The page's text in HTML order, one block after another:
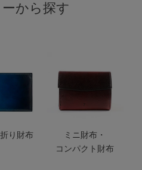
から探す
り財布
ミニ財布・
コンパクト財布